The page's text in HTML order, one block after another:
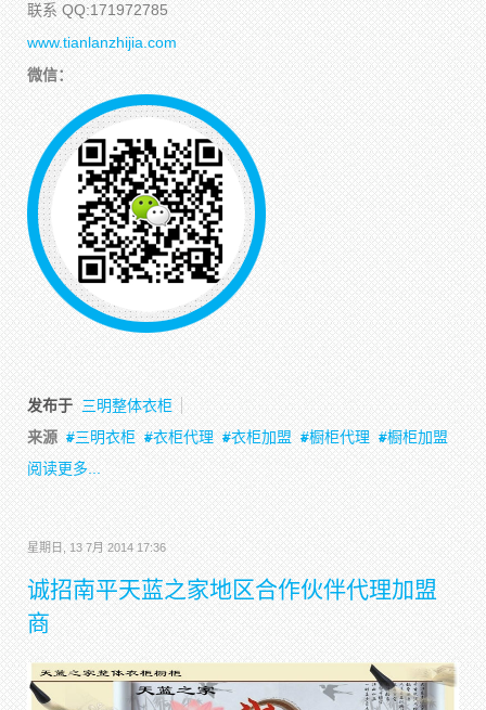
联系 QQ:171972785
www.tianlanzhijia.com
微信：
发布于 三明整体衣柜
来源
三明衣柜 衣柜代理 衣柜加盟 橱柜代理
橱柜加盟
阅读更多...
星期日, 13 7月 2014 17:36
诚招南平天蓝之家地区合作伙伴代理加盟
商